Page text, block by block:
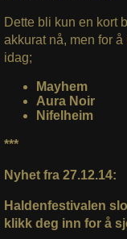
Dette bli kun en kort
akkurat nå, men for
idag;
Mayhem
Aura Noir
Nifelheim
***
Nyhet fra 27.12.14:
Haldenfestivalen
klikk deg inn for å